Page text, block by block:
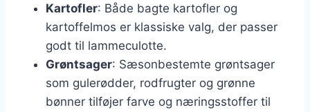
Kartofler: Både bagte kartofler og
kartoffelmos er klassiske valg, der passer
godt til lammeculotte.
Grøntsager: Sæsonbestemte grøntsager
som gulerødder, rodfrugter og grønne
bønner tilføjer farve og næringsstoffer til